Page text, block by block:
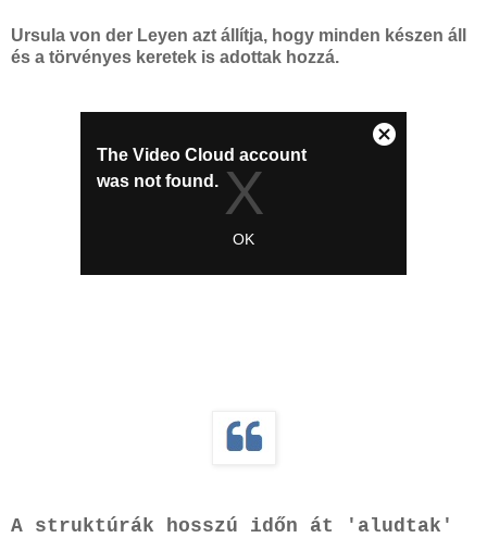
Ursula von der Leyen azt állítja, hogy minden készen áll
és a törvényes keretek is adottak hozzá.
A struktúrák hosszú időn át 'aludtak'